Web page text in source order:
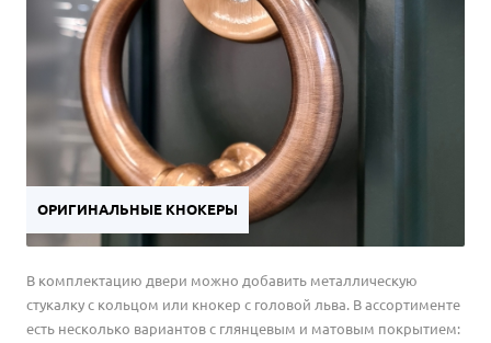
ОРИГИНАЛЬНЫЕ КНОКЕРЫ
В комплектацию двери можно добавить металлическую
стукалку с кольцом или кнокер с головой льва. В ассортименте
есть несколько вариантов с глянцевым и матовым покрытием: